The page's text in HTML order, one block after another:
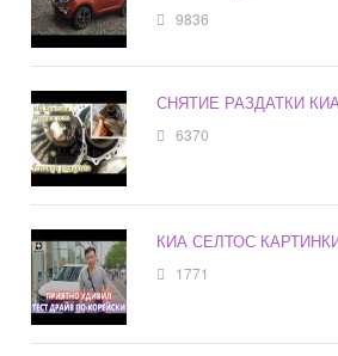
9836
СНЯТИЕ РАЗДАТКИ
6370
КИА СЕЛТОС
1771